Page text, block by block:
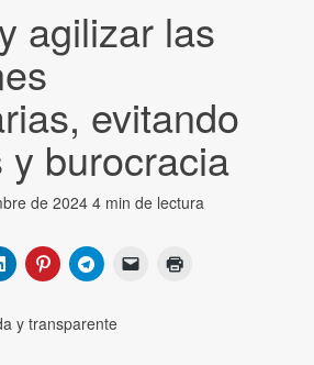
agilizar las
evitando
y burocracia
de 2024 4 min de lectura
y transparente